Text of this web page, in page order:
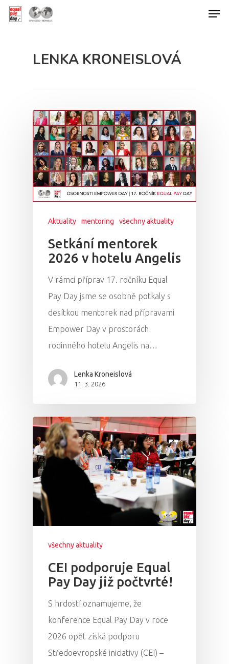
Hit enter to search or ESC to close
LENKA KRONEISLOVÁ
Aktuality mentoring všechny aktuality
Setkání mentorek
2026 v hotelu Angelis
V rámci příprav 17. ročníku Equal
Pay Day jsme se osobně potkaly s
desítkou mentorek nad přípravami
Empower Day v prostorách
rodinného hotelu Angelis na…
Lenka Kroneislová
11. 3. 2026
všechny aktuality
CEI podporuje Equal
Pay Day již počtvrté!
S hrdostí oznamujeme, že
konference Equal Pay Day v roce
2026 opět získá podporu
Středoevropské iniciativy (CEI) –